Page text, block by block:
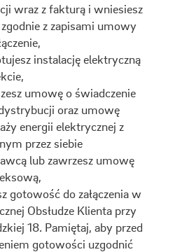
wraz z fakturą i wniesiesz
zgodnie z zapisami umowy
instalację elektryczną
umowę o świadczenie
oraz umowę
energii elektrycznej z
przez siebie
lub zawrzesz umowę
gotowość do załączenia w
Obsłudze Klienta przy
18. Pamiętaj, aby przed
gotowości uzgodnić